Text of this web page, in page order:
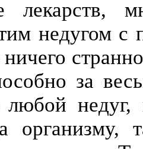
лекарств,
недугом
за
любой